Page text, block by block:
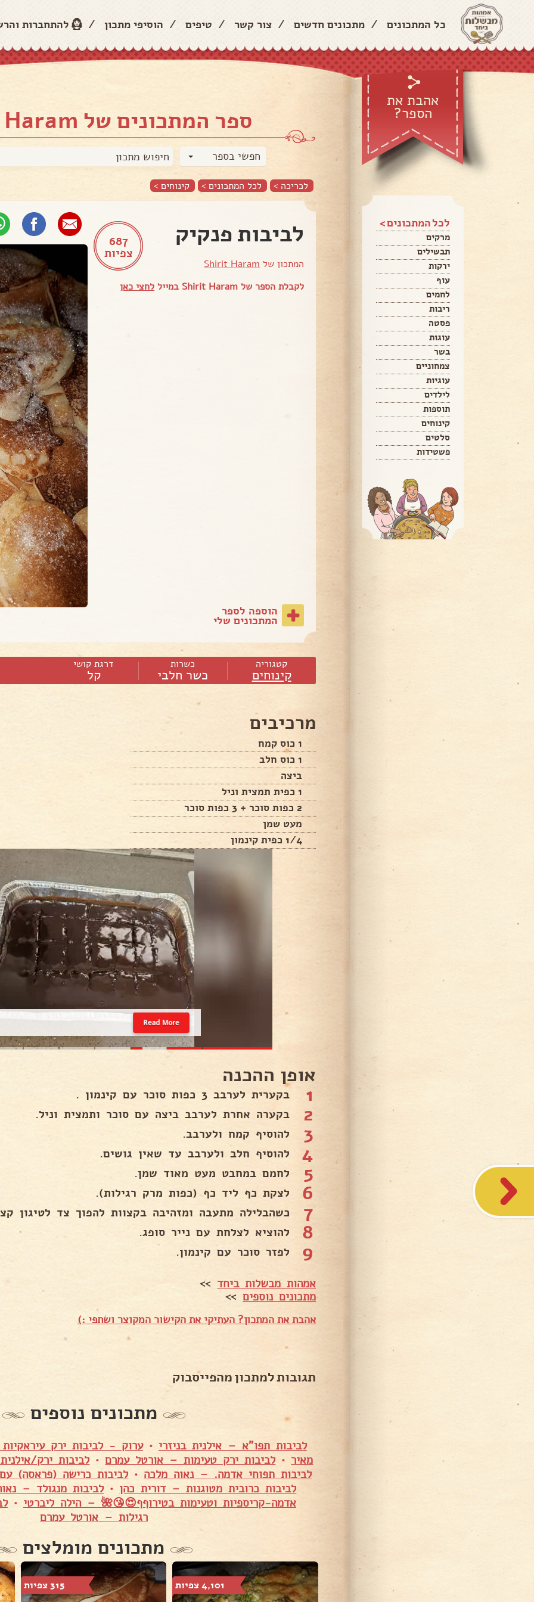
כל המתכונים / מתכונים חדשים / צור קשר / טיפים / הוסיפי מתכון / להתחברות
אהבת את
הספר?
לכל המתכונים >
מרקים
תבשילים
ירקות
עוף
לחמים
ריבות
פסטה
עוגות
בשר
צמחוניים
עוגיות
לילדים
תוספות
קינוחים
סלטים
פשטידות
ספר המתכונים של Shirit Haram
חפשי בספר
לכריכה > לכל המתכונים > קינוחים >
687
צפיות
לביבות פנקיק
המתכון של Shirit Haram
לקבלת הספר של Shirit Haram במייל
לחצי כאן
הוספה לספר
המתכונים שלי
קטגוריה
קינוחים
כשרות
כשר חלבי
דרגת קושי
קל
מרכיבים
1 כוס קמח
1 כוס חלב
ביצה
1 כפית תמצית וניל
2 כפות סוכר + 3 כפות סוכר
מעט שמן
1/4 כפית קינמון
Read More
אופן ההכנה
1 בקערית לערבב 3 כפות סוכר עם קינמון .
2 בקערה אחרת לערבב ביצה עם סוכר ותמצית וניל.
3 להוסיף קמח ולערבב.
4 להוסיף חלב ולערבב עד שאין גושים.
5 לחמם במחבט מעט מאוד שמן.
6 לצקת כף ליד כף (כפות מרק רגילות).
7 כשהבלילה מתעבה ומזהיבה בקצוות להפוך צד לטיגון
8 להוציא לצלחת עם נייר סופג.
9 לפזר סוכר עם קינמון.
אמהות מבשלות ביחד>>
מתכונים נוספים>>
אהבת את המתכון? העתיקי את הקישור המקוצר ושתפי :)
תגובות למתכון מהפייסבוק
מתכונים נוספים
לביבות תפו"א – אילנית בניזרי•ערוק - לביבות ירק
מאיר•לביבות ירק טעימות – אורטל עמרם•לביבות ירק/
לביבות תפוחי אדמה. – נאוה מלכה•לביבות כרישה (פראסה)
לביבות כרובית מטוגנות – דורית כהן•לביבות מנגולד –
אדמה-קריספיות וטעימות בטירוףף😍😘🌺 – הילה ליברטי •
רגילות – אורטל עמרם
מתכונים מומלצים
4,101 צפיות 315 צפיות